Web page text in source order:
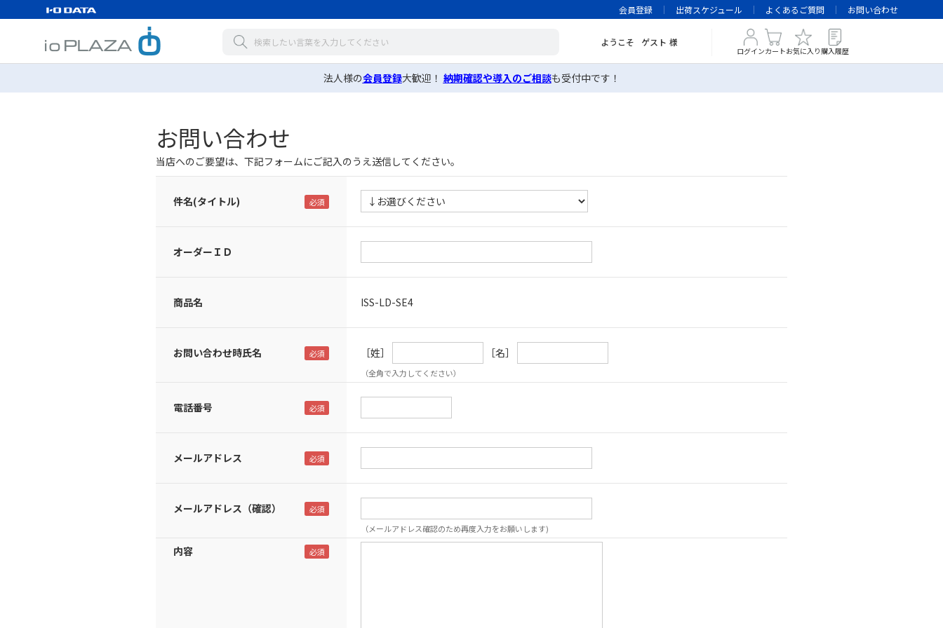
会員登録 出荷スケジュール よくあるご質問 お問い合わせ
ようこそ ゲスト 様
ログインカートお気に入り 購入履歴
法人様の会員登録大歓迎！ 納期確認や導入のご相談も受付中です！
お問い合わせ
当店へのご要望は、下記フォームにご記入のうえ送信してください。
件名(タイトル)
オーダーＩＤ
商品名 ISS-LD-SE4
お問い合わせ時氏名 ［姓］ ［名］
（全角で入力してください）
電話番号
メールアドレス
メールアドレス（確認）
（メールアドレス確認のため再度入力をお願いします)
内容